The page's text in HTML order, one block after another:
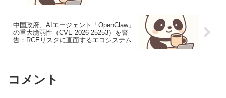
中国政府、AIエージェント「OpenClaw」
の重大脆弱性（CVE-2026-25253）を警
告：RCEリスクに直面するエコシステム
コメント